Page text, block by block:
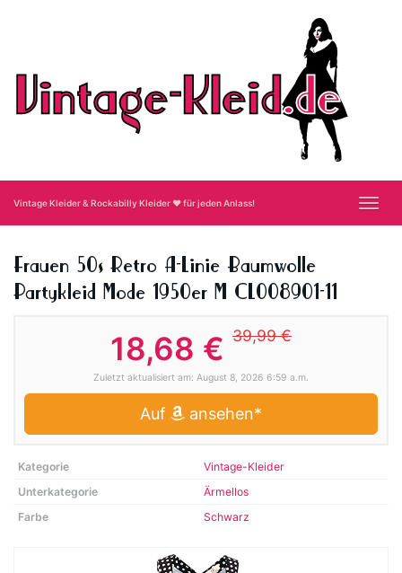
Vintage Kleider & Rockabilly Kleider ❤ für jeden Anlass!
Frauen 50s Retro A-Linie Baumwolle
Partykleid Mode 1950er M CL008901-11
18,68 € 39,99 €
Zuletzt aktualisiert am: August 8, 2026 6:59 a.m.
Auf ansehen*
Kategorie
Vintage-Kleider
Unterkategorie
Ärmellos
Farbe
Schwarz